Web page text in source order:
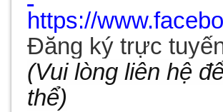
https://
Đăng ký trực
(Vui lòng liên hệ
thể)